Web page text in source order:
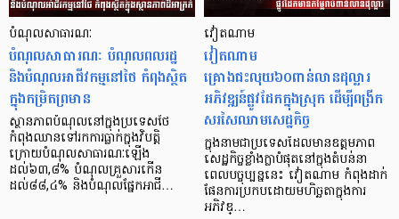
បំណុលសាធារណៈ
បំណុលសាធារណៈ បំណុលពលរដ្ឋ
និងបំណុលអាជីវកម្មនៅថៃ កំពុងស្ថិត
ក្នុងកម្រិតព្រមាន
ស្ថានភាពបំណុលនៅក្នុងប្រទេសថៃ
កំពុងឈានទៅរកការធ្លាក់ក្នុងវិបត្តិ
ក្រោយបំណុលសាធារណៈឡើង
ដល់៦៣,៨% បំណុលគ្រួសារកើន
ដល់៨៨,៤% និងបំណុលផ្នែកអាជី…
វៀតណាម
វៀតណាម
គ្រោងជះលុយ៦០ពាន់លានដុល្លារ
អភិវឌ្ឍន៍ផ្លូវដែកក្នុងស្រុក ដើម្បីពង្រីក
សរសៃឈាមសេដ្ឋកិច្ច
ក្នុងនាមជាប្រទេសដែលមានឧត្តមភាព
សេដ្ឋកិច្ចខ្លាំងក្លាបំផុតនៅក្នុងតំបន់នា
ពេលបច្ចុប្បន្ននេះ វៀតណាម កំពុងដាក់
ផែនការប្រកបដោយមហិច្ឆតាក្នុងការ
អភិវឌ្…